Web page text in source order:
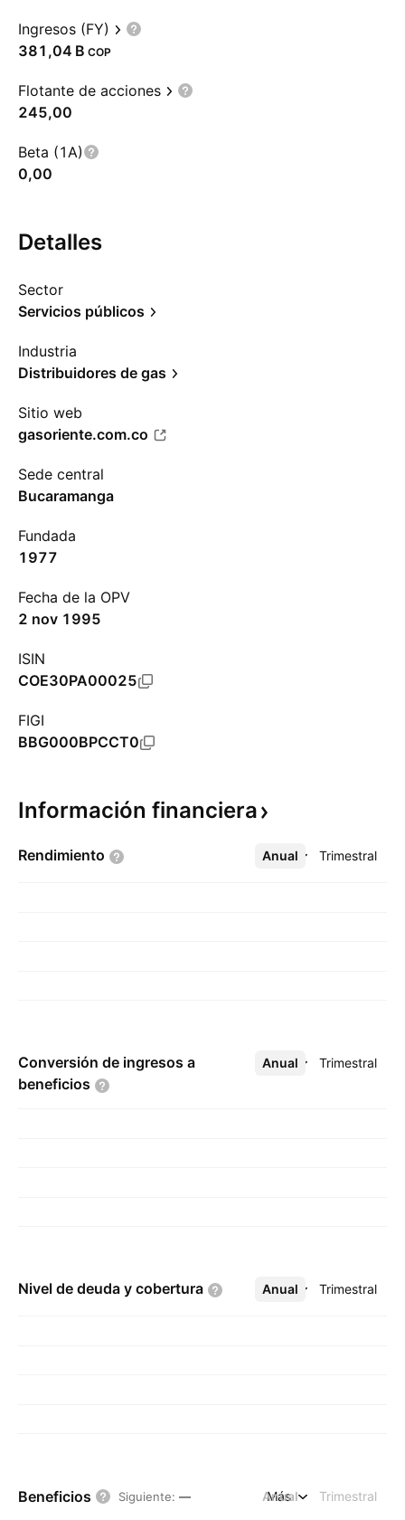
Ingresos (FY)
‪381,04 B‬ COP
Flotante de acciones
245,00
Beta (1A)
0,00
Detalles
Sector
Servicios públicos
Industria
Distribuidores de gas
Sitio web
gasoriente.com.co
Sede central
Bucaramanga
Fundada
1977
Fecha de la OPV
2 nov 1995
ISIN
COE30PA00025
FIGI
BBG000BPCCT0
Información financiera
Rendimiento Anual Trimestral
Más
Conversión de ingresos a
beneficios
Anual Trimestral
Más
Nivel de deuda y cobertura Anual Trimestral
Más
Beneficios Siguiente: — Anual Trimestral
Más